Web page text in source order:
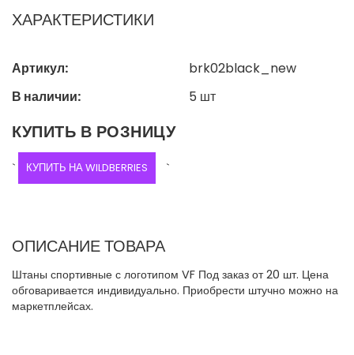
ХАРАКТЕРИСТИКИ
Артикул:
brk02black_new
В наличии:
5 шт
КУПИТЬ В РОЗНИЦУ
` КУПИТЬ НА WILDBERRIES `
ОПИСАНИЕ ТОВАРА
Штаны спортивные с логотипом VF Под заказ от 20 шт. Цена
обговаривается индивидуально. Приобрести штучно можно на
маркетплейсах.